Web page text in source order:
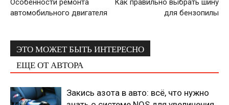
Особенности ремонта
автомобильного двигателя
Как правильно выбрать шину
для бензопилы
ЭТО МОЖЕТ БЫТЬ ИНТЕРЕСНО
ЕЩЕ ОТ АВТОРА
Закись азота в авто: всё, что нужно